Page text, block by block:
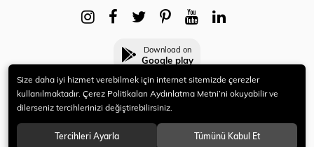
Download on
Google play
© 2021 HERYENİ. Tüm hakları saklıdır.
Size daha iyi hizmet verebilmek için internet sitemizde çerezler
kullanılmaktadır. Çerez Politikaları Aydınlatma Metni’ni okuyabilir ve
dilerseniz tercihlerinizi değiştirebilirsiniz.
Tercihleri Ayarla Tümünü Kabul Et